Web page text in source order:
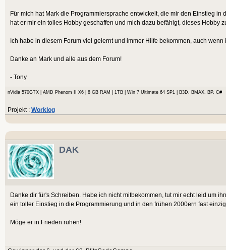
Für mich hat Mark die Programmiersprache entwickelt, die mir den Einstieg
hat er mir ein tolles Hobby geschaffen und mich dazu befähigt, dieses Hobby
Ich habe in diesem Forum viel gelernt und immer Hilfe bekommen, auch wenn
Danke an Mark und alle aus dem Forum!
- Tony
nVidia 570GTX | AMD Phenom II X6 | 8 GB RAM | 1TB | Win 7 Ultimate 64 SP1 | B3D, BMAX, BP, C#
Projekt : Worklog
DAK
Danke dir für's Schreiben. Habe ich nicht mitbekommen, tut mir echt leid um
ein toller Einstieg in die Programmierung und in den frühen 2000ern fast
Möge er in Frieden ruhen!